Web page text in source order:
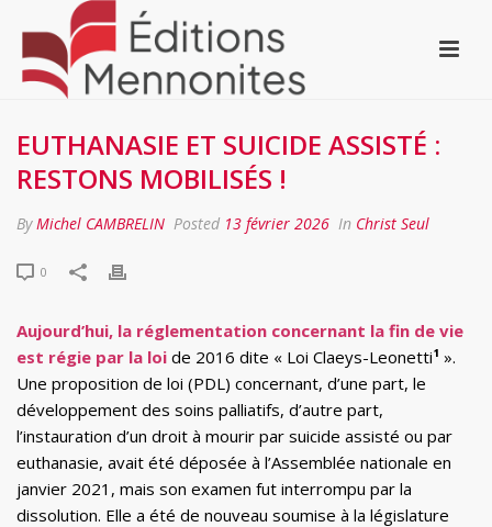
EUTHANASIE ET SUICIDE ASSISTÉ :
RESTONS MOBILISÉS !
ByMichel CAMBRELIN Posted 13 février 2026 In Christ Seul
0
Aujourd’hui, la réglementation concernant la fin de vie
est régie par la loi de 2016 dite « Loi Claeys-Leonetti¹ ».
Une proposition de loi (PDL) concernant, d’une part, le
développement des soins palliatifs, d’autre part,
l’instauration d’un droit à mourir par suicide assisté ou par
euthanasie, avait été déposée à l’Assemblée nationale en
janvier 2021, mais son examen fut interrompu par la
dissolution. Elle a été de nouveau soumise à la législature